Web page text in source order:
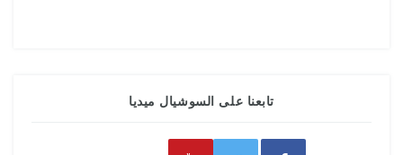
تابعنا على السوشيال ميديا